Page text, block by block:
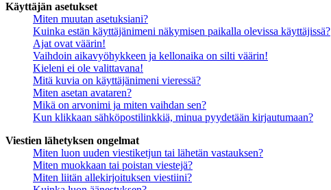
Käyttäjän asetukset
Miten muutan asetuksiani?
Kuinka estän käyttäjänimeni näkymisen paikalla olevissa käyttäjissä?
Ajat ovat väärin!
Vaihdoin aikavyöhykkeen ja kellonaika on silti väärin!
Kieleni ei ole valittavana!
Mitä kuvia on käyttäjänimeni vieressä?
Miten asetan avataren?
Mikä on arvonimi ja miten vaihdan sen?
Kun klikkaan sähköpostilinkkiä, minua pyydetään kirjautumaan?
Viestien lähetyksen ongelmat
Miten luon uuden viestiketjun tai lähetän vastauksen?
Miten muokkaan tai poistan viestejä?
Miten liitän allekirjoituksen viestiini?